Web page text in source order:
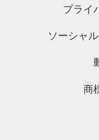
プライ
ソーシャ
商